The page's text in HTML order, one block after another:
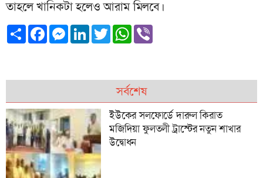
তাহলে খানিকটা হলেও আরাম মিলবে।
ShareFacebookMessenger
LinkedInTwitterWhatsApp
সর্বশেষ
ইউকের সলফোর্ডে দারুল কিরাত
মজিদিয়া ফুলতলী ট্রাস্টের নতুন শাখার
উদ্বোধন